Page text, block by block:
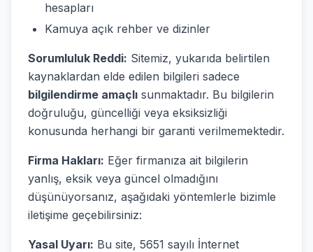
hesapları
Kamuya açık rehber ve dizinler
Sorumluluk Reddi: Sitemiz, yukarıda belirtilen
kaynaklardan elde edilen bilgileri sadece
bilgilendirme amaçlı sunmaktadır. Bu bilgilerin
doğruluğu, güncelliği veya eksiksizliği
konusunda herhangi bir garanti verilmemektedir.
Firma Hakları: Eğer firmanıza ait bilgilerin
yanlış, eksik veya güncel olmadığını
düşünüyorsanız, aşağıdaki yöntemlerle bizimle
iletişime geçebilirsiniz:
Yasal Uyarı: Bu site, 5651 sayılı İnternet